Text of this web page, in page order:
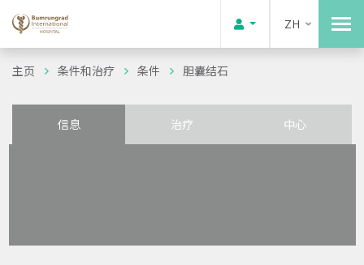
ZH
主页 条件和治疗 条件 胆囊结石
信息 治疗 中心